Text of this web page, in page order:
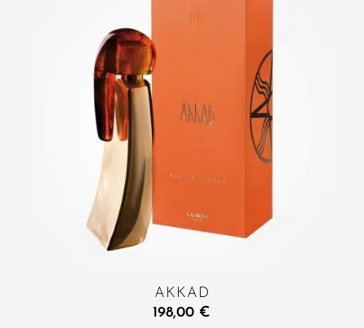
AKKAD
198,00 €